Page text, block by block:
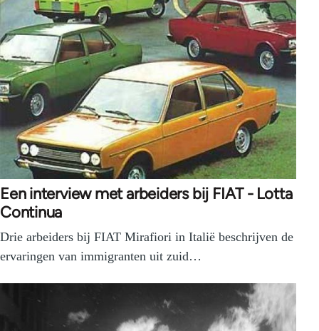
Een interview met arbeiders bij FIAT - Lotta
Continua
Drie arbeiders bij FIAT Mirafiori in Italië beschrijven de
ervaringen van immigranten uit zuid…